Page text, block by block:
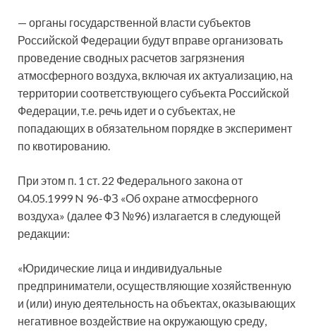
— органы государственной власти субъектов
Российской Федерации будут вправе организовать
проведение сводных расчетов загрязнения
атмосферного воздуха, включая их актуализацию, на
территории соответствующего субъекта Российской
Федерации, т.е. речь идет и о субъектах, не
попадающих в обязательном порядке в эксперимент
по квотированию.
При этом п. 1 ст. 22 Федерального закона от
04.05.1999 N 96-ФЗ «Об охране атмосферного
воздуха» (далее ФЗ №96) излагается в следующей
редакции:
«Юридические лица и индивидуальные
предприниматели, осуществляющие хозяйственную
и (или) иную деятельность на объектах, оказывающих
негативное воздействие на окружающую среду,